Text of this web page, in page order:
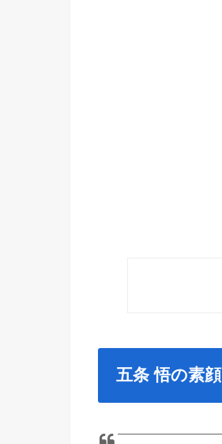
五条 悟の素顔